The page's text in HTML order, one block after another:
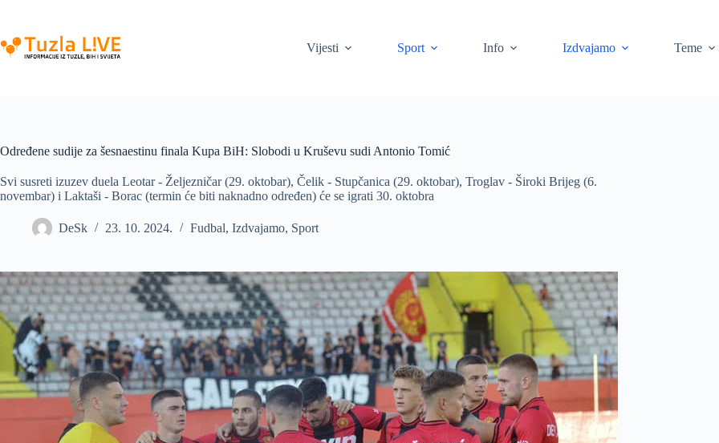
content
Vijesti
Sport Info Izdvajamo Teme
Određene sudije za šesnaestinu finala Kupa BiH: Slobodi u Kruševu sudi Antonio Tomić
Svi susreti izuzev duela Leotar - Željezničar (29. oktobar), Čelik - Stupčanica (29. oktobar), Troglav - Široki Brijeg (6.
novembar) i Laktaši - Borac (termin će biti naknadno određen) će se igrati 30. oktobra
DeSk 23. 10. 2024. Fudbal, Izdvajamo, Sport